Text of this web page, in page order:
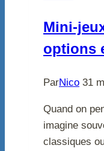
Mini-
options
ParNico 31
Quand on
imagine
classiques